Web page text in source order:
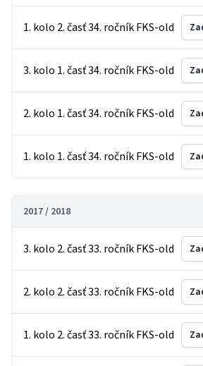
1. kolo 2. časť 34. ročník FKS-old
3. kolo 1. časť 34. ročník FKS-old
2. kolo 1. časť 34. ročník FKS-old
1. kolo 1. časť 34. ročník FKS-old
2017 / 2018
3. kolo 2. časť 33. ročník FKS-old
2. kolo 2. časť 33. ročník FKS-old
1. kolo 2. časť 33. ročník FKS-old